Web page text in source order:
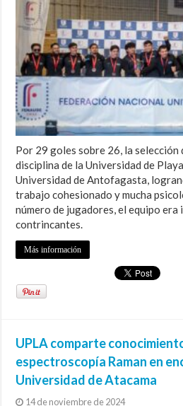
Por 29 goles sobre 26, la selección
disciplina de la Universidad de
Universidad de Antofagasta,
trabajo cohesionado y mucha
número de jugadores, el equipo era
contrincantes.
Más información
UPLA comparte
espectroscopía Raman en
Universidad de Atacama
14 de noviembre de 2024